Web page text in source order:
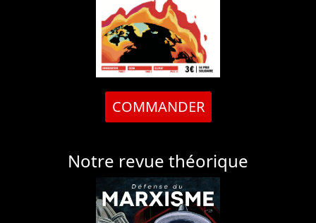
COMMANDER
Notre revue théorique